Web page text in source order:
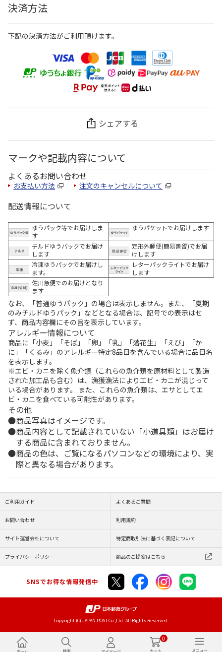
0
決済方法
下記の決済方法がご利用頂けます。
シェアする
マークや記載内容について
よくあるお問い合わせ
お支払い方法 注文のキャンセルについて
配送情報について
ゆうパック等でお届けしま
す
ゆうパケットでお届けします
チルドゆうパックでお届け
します
定形外郵便(簡易書留)でお届
けします
冷凍ゆうパックでお届けし
ます。
レターパックライトでお届け
します
佐川急便でのお届けとなり
ます
なお、「普通ゆうパック」の場合は表示しません。また、「夏期
のみチルドゆうパック」などとなる場合は、記号での表示はせ
ず、商品内容欄にその旨を表示しています。
アレルギー情報について
商品に「小麦」「そば」「卵」「乳」「落花生」「えび」「か
に」「くるみ」のアレルギー特定8品目を含んでいる場合に品目名
を表示します。
※エビ・カニを除く魚介類（これらの魚介類を原材料として製造
された加工品も含む）は、漁獲漁法によりエビ・カニが混じって
いる場合があります。 また、これらの魚介類は、エサとしてエ
ビ・カニを食べている可能性があります。
その他
商品写真はイメージです。
商品内容として記載されていない「小道具類」はお届け
する商品に含まれておりません。
商品の色は、ご覧になるパソコンなどの環境により、実
際と異なる場合があります。
ご利用ガイド よくあるご質問
お問い合わせ 利用規約
サイト運営会社について 特定商取引法に基づく表記について
プライバシーポリシー 商品のご提案はこちら
SNSでお得な情報発信中
Copyright (C) JAPAN POST Co.,Ltd. All Rights Reserved.